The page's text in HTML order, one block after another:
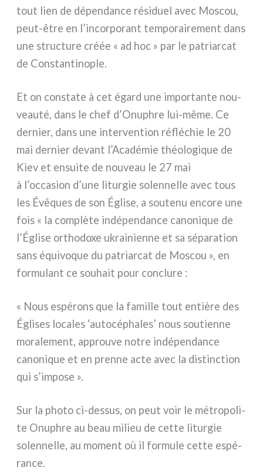
tout lien de dépen­dan­ce rési­duel avec Moscou,
peut-être en l’incorporant tem­po­rai­re­ment dans
une struc­tu­re créée « ad hoc » par le patriar­cat
de Constantinople.
Et on con­sta­te à cet égard une impor­tan­te nou­
veau­té, dans le chef d’Onuphre lui-même. Ce
der­nier, dans une inter­ven­tion réflé­chie le 20
mai der­nier devant l’Académie théo­lo­gi­que de
Kiev et ensui­te de nou­veau le 27 mai
à l’occasion d’une litur­gie solen­nel­le avec tous
les Évêques de son Église, a sou­te­nu enco­re une
fois « la com­plè­te indé­pen­dan­ce cano­ni­que de
l’Église ortho­do­xe ukrai­nien­ne et sa sépa­ra­tion
sans équi­vo­que du patriar­cat de Moscou », en
for­mu­lant ce sou­hait pour con­clu­re :
« Nous espé­rons que la famil­le tout entiè­re des
Églises loca­les ‘auto­cé­pha­les’ nous sou­tien­ne
mora­le­ment, approu­ve notre indé­pen­dan­ce
cano­ni­que et en pren­ne acte avec la distinc­tion
qui s’impose ».
Sur la pho­to ci-dessus, on peut voir le métro­po­li­
te Onuphre au beau milieu de cet­te litur­gie
solen­nel­le, au moment où il for­mu­le cet­te espé­
ran­ce.